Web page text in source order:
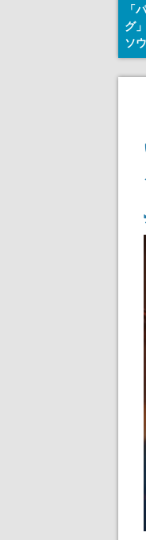
「
グ
ソ
『
イ
失